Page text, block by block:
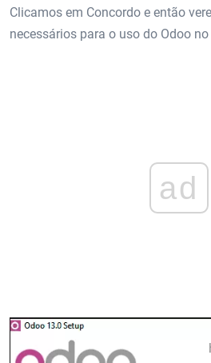
Clicamos em Concordo e então
necessários para o uso do Odoo
ad